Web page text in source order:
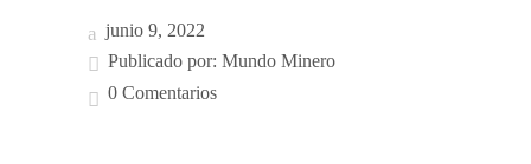
junio 9, 2022
Publicado por: Mundo Minero
0 Comentarios